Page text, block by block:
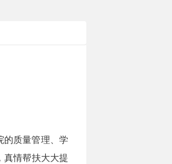
的质量管理、学
真情帮扶大大提